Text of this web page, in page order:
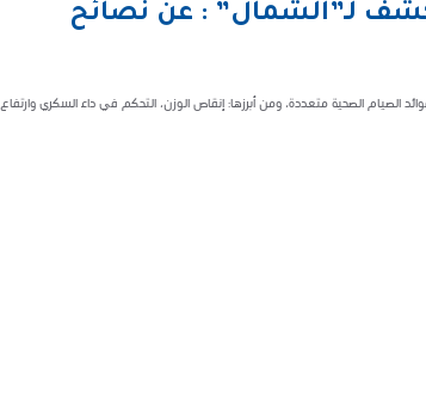
يكشف لـ”الشمال” : عن نصائح
الصيام الصحية متعددة، ومن أبرزها: إنقاص الوزن، التحكم في داء السكري وارتفاع